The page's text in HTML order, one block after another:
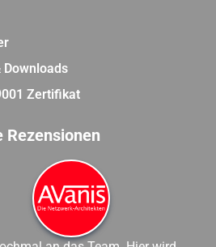
Downloads
Zertifikat
Rezensionen